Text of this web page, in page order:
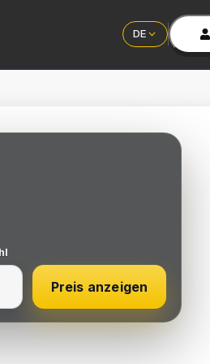
DE
Preis anzeigen